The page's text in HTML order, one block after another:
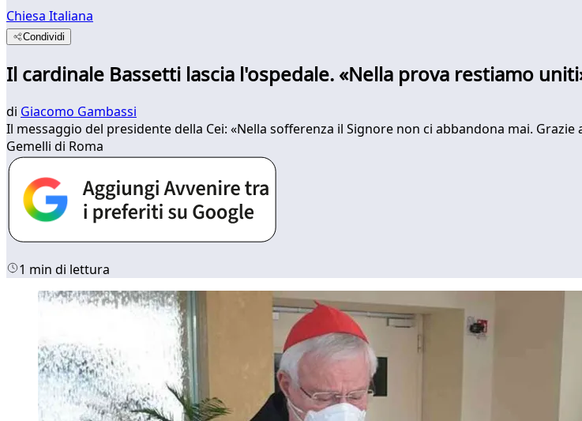
Chiesa Italiana
Condividi
Il cardinale Bassetti lascia l'ospedale. «Nella prova restiamo
di Giacomo Gambassi
Il messaggio del presidente della Cei: «Nella sofferenza il Signore non ci abbandona mai.
Gemelli di Roma
1 min di lettura